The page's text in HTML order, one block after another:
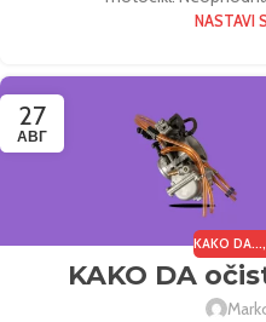
NASTAVI
27
АВГ
KAKO DA...,
KAKO DA